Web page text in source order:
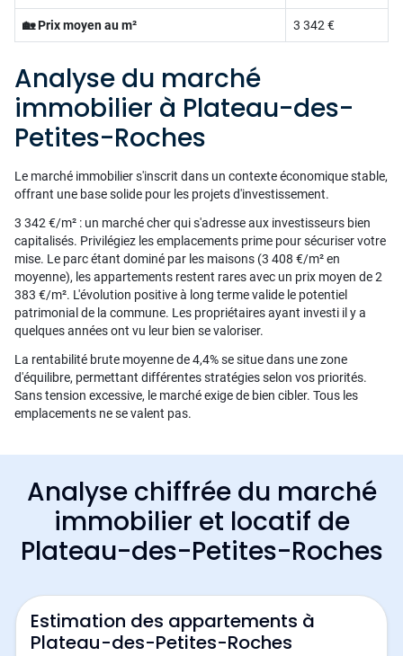
🏡 Prix moyen au m² 3 342 €
Analyse du marché
immobilier à Plateau-des-
Petites-Roches
Le marché immobilier s'inscrit dans un contexte économique stable,
offrant une base solide pour les projets d'investissement.
3 342 €/m² : un marché cher qui s'adresse aux investisseurs bien
capitalisés. Privilégiez les emplacements prime pour sécuriser votre
mise. Le parc étant dominé par les maisons (3 408 €/m² en
moyenne), les appartements restent rares avec un prix moyen de 2
383 €/m². L'évolution positive à long terme valide le potentiel
patrimonial de la commune. Les propriétaires ayant investi il y a
quelques années ont vu leur bien se valoriser.
La rentabilité brute moyenne de 4,4% se situe dans une zone
d'équilibre, permettant différentes stratégies selon vos priorités.
Sans tension excessive, le marché exige de bien cibler. Tous les
emplacements ne se valent pas.
Analyse chiffrée du marché
immobilier et locatif de
Plateau-des-Petites-Roches
Estimation des appartements à
Plateau-des-Petites-Roches